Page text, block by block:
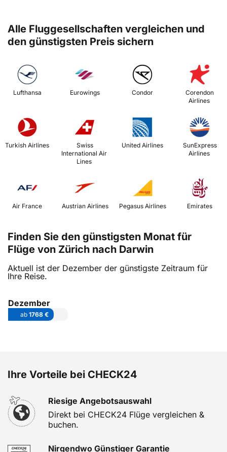
Alle Fluggesellschaften vergleichen und
den günstigsten Preis sichern
Lufthansa Eurowings Condor
Corendon
Airlines
Turkish Airlines
International Air
Lines
United Airlines
Airlines
Air France Austrian Airlines Emirates
Finden Sie den günstigsten Monat für
Flüge von Zürich nach Darwin
Aktuell ist der Dezember der günstigste Zeitraum für
Ihre Reise.
Dezember
ab 1768 €
Ihre Vorteile bei CHECK24
Riesige Angebotsauswahl
Direkt bei CHECK24 Flüge vergleichen &
buchen.
Nirgendwo Günstiger Garantie